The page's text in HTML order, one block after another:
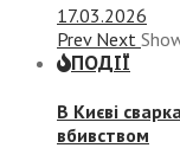
17.03.2026
Prev Next
ПОДІЇ
В Києві
вбивством